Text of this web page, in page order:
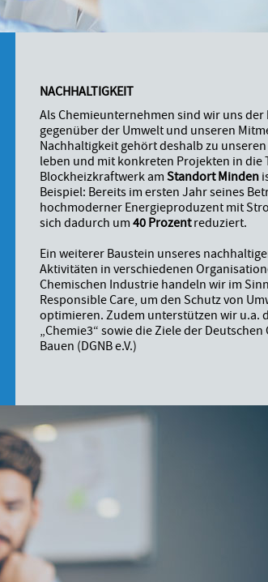
NACHHALTIGKEIT
Als Chemieunternehmen sind wir uns
gegenüber der Umwelt und unseren
Nachhaltigkeit gehört deshalb zu
leben und mit konkreten Projekten in die
Blockheizkraftwerk am Standort Minden
Beispiel: Bereits im ersten Jahr seines
hochmoderner Energieproduzent mit
sich dadurch um 40 Prozentreduziert.
Ein weiterer Baustein unseres
Aktivitäten in verschiedenen
Chemischen Industrie handeln wir im
Responsible Care, um den Schutz von
optimieren. Zudem unterstützen wir u.a.
„Chemie3“ sowie die Ziele der
Bauen (DGNB e.V.)